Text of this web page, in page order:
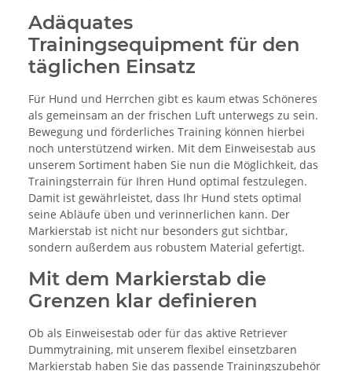
Adäquates
Trainingsequipment für den
täglichen Einsatz
Für Hund und Herrchen gibt es kaum etwas Schöneres
als gemeinsam an der frischen Luft unterwegs zu sein.
Bewegung und förderliches Training können hierbei
noch unterstützend wirken. Mit dem Einweisestab aus
unserem Sortiment haben Sie nun die Möglichkeit, das
Trainingsterrain für Ihren Hund optimal festzulegen.
Damit ist gewährleistet, dass Ihr Hund stets optimal
seine Abläufe üben und verinnerlichen kann. Der
Markierstab ist nicht nur besonders gut sichtbar,
sondern außerdem aus robustem Material gefertigt.
Mit dem Markierstab die
Grenzen klar definieren
Ob als Einweisestab oder für das aktive Retriever
Dummytraining, mit unserem flexibel einsetzbaren
Markierstab haben Sie das passende Trainingszubehör